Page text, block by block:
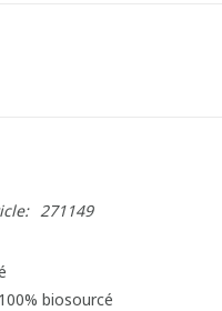
271149
biosourcé